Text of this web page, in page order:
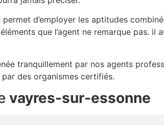
d’employer les aptitudes
que l’agent ne remarque pas.
tranquillement par nos agents
des organismes certifiés.
vayres-sur-essonne